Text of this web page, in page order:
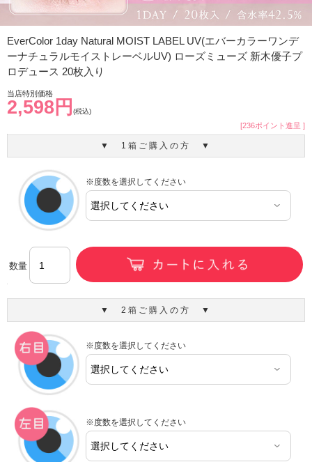
EverColor 1day Natural MOIST LABEL UV(エバーカラーワンデ
ーナチュラルモイストレーベルUV) ローズミューズ 新木優子プ
ロデュース 20枚入り
当店特別価格
2,598円 (税込)
[236ポイント進呈 ]
▼ 1箱ご購入の方 ▼
※度数を選択してください
数量
▼ 2箱ご購入の方 ▼
※度数を選択してください
※度数を選択してください